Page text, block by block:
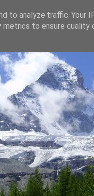
to analyze traffic. Your
to ensure quality